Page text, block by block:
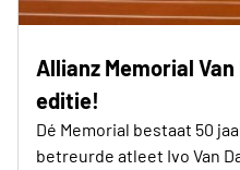
Allianz Memorial
editie!
Dé Memorial bestaat 50
betreurde atleet Ivo Van